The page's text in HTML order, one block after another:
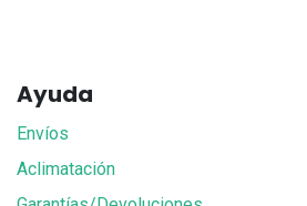
Ayuda
Envíos
Aclimatación